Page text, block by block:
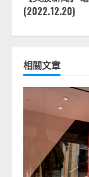
(2022.12.20)
相關文章